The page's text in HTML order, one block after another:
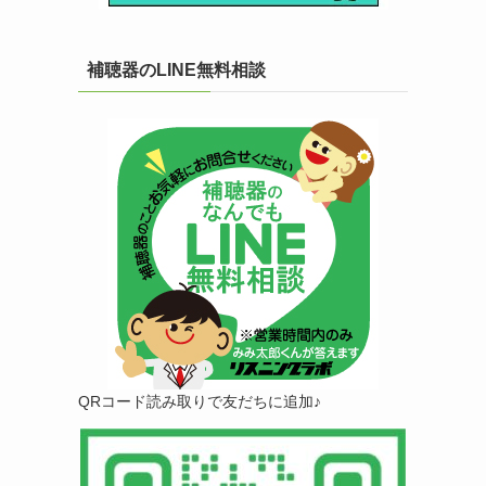
補聴器のLINE無料相談
QRコード読み取りで友だちに追加♪